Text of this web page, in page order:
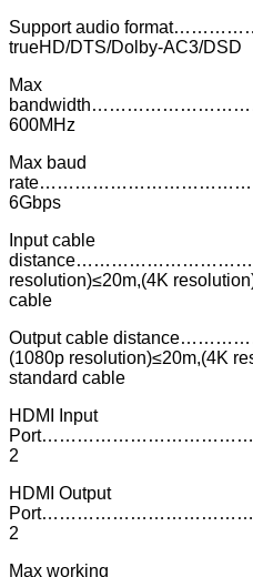
Support audio
trueHD/DTS/Dolby-AC3/DSD
Max
600MHz
Max baud
6Gbps
Input cable
resolution)≤20m,(4K
cable
Output cable
(1080p resolution)≤20m,(4K
standard cable
HDMI Input
2
HDMI Output
2
Max working